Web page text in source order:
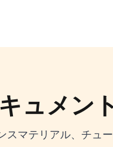
ュメン
スマテリアル、チュ